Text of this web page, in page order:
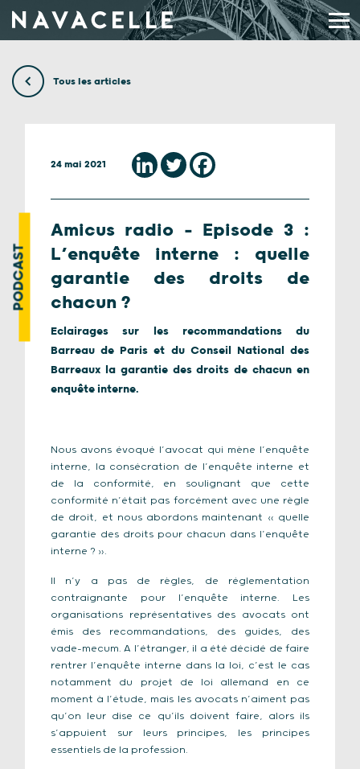
Tous les articles
PODCAST
24 mai 2021
Amicus radio – Episode 3 :
L’enquête interne : quelle
garantie des droits de
chacun ?
Eclairages sur les recommandations du
Barreau de Paris et du Conseil National des
Barreaux la garantie des droits de chacun en
enquête interne.
Nous avons évoqué l’avocat qui mène l’enquête
interne, la consécration de l’enquête interne et
de la conformité, en soulignant que cette
conformité n’était pas forcément avec une règle
de droit, et nous abordons maintenant « quelle
garantie des droits pour chacun dans l’enquête
interne ? ».
Il n’y a pas de règles, de réglementation
contraignante pour l’enquête interne. Les
organisations représentatives des avocats ont
émis des recommandations, des guides, des
vade-mecum. A l’étranger, il a été décidé de faire
rentrer l’enquête interne dans la loi, c’est le cas
notamment du projet de loi allemand en ce
moment à l’étude, mais les avocats n’aiment pas
qu’on leur dise ce qu’ils doivent faire, alors ils
s’appuient sur leurs principes, les principes
essentiels de la profession.